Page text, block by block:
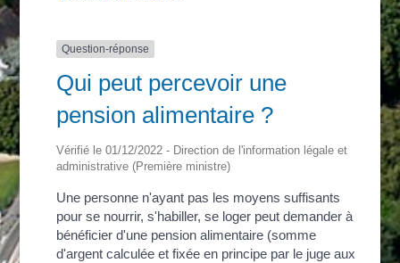
Question-réponse
Qui peut percevoir une
pension alimentaire ?
Vérifié le 01/12/2022 - Direction de l'information légale et
administrative (Première ministre)
Une personne n'ayant pas les moyens suffisants
pour se nourrir, s'habiller, se loger peut demander à
bénéficier d'une pension alimentaire (somme
d'argent calculée et fixée en principe par le juge aux